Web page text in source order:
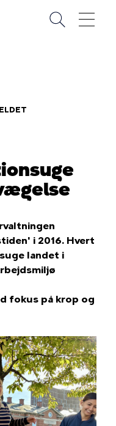
i 2016. Hvert
landet i
fokus på krop og